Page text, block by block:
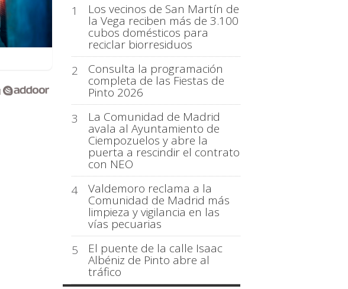
1 Los vecinos de San Martín de
la Vega reciben más de 3.100
cubos domésticos para
reciclar biorresiduos
2
Consulta la programación
completa de las Fiestas de
Pinto 2026
3
La Comunidad de Madrid
avala al Ayuntamiento de
Ciempozuelos y abre la
puerta a rescindir el contrato
con NEO
4
Valdemoro reclama a la
Comunidad de Madrid más
limpieza y vigilancia en las
vías pecuarias
5
El puente de la calle Isaac
Albéniz de Pinto abre al
tráfico